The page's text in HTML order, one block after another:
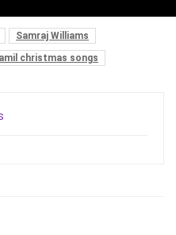
Samraj Williams
christmas songs